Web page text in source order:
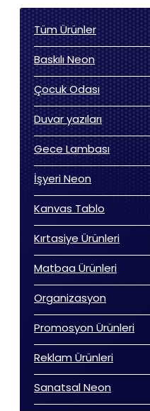
sayfasından
seçilebilir
Tüm Ürünler
Baskılı Neon
Çocuk Odası
Duvar yazıları
Gece Lambası
İşyeri Neon
Kanvas Tablo
Kırtasiye Ürünleri
Matbaa Ürünleri
Organizasyon
Promosyon Ürünleri
Reklam Ürünleri
Sanatsal Neon